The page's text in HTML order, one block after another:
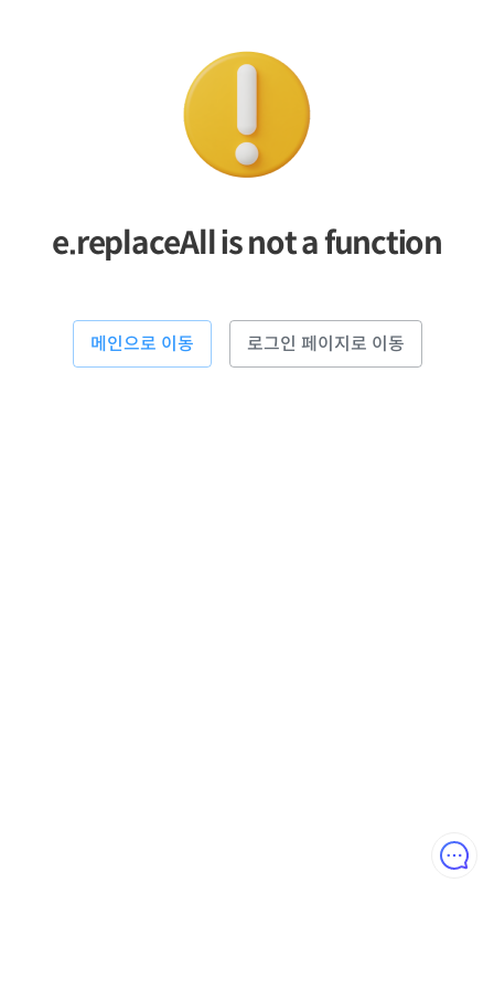
e.replaceAll is not a function
메인으로 이동 로그인 페이지로 이동